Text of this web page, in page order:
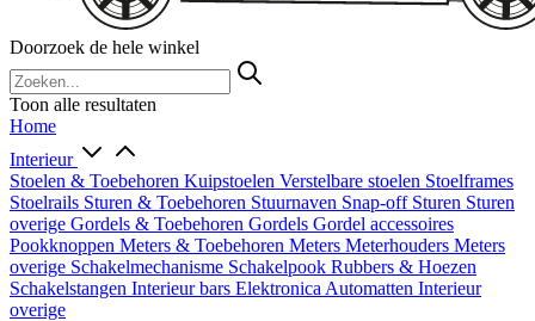
Doorzoek de hele winkel
Toon alle resultaten
Home
Interieur
Stoelen & Toebehoren Kuipstoelen Verstelbare stoelen Stoelframes
Stoelrails Sturen & Toebehoren Stuurnaven Snap-off Sturen Sturen
overige Gordels & Toebehoren Gordels Gordel accessoires
Pookknoppen Meters & Toebehoren Meters Meterhouders Meters
overige Schakelmechanisme Schakelpook Rubbers & Hoezen
Schakelstangen Interieur bars Elektronica Automatten Interieur
overige